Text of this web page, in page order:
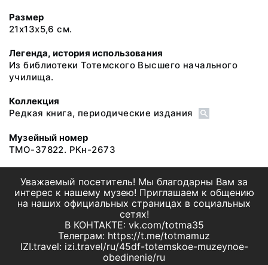
Размер
21х13х5,6 см.
Легенда, история использования
Из библиотеки Тотемского Высшего начального
училища.
Коллекция
Редкая книга, периодические издания
Музейный номер
ТМО-37822. РКн-2673
Уважаемый посетитель! Мы благодарны Вам за
интерес к нашему музею! Приглашаем к общению
на наших официальных страницах в социальных
сетях!
В КОНТАКТЕ: vk.com/totma35
Телеграм: https://t.me/totmamuz
IZI.travel: izi.travel/ru/45df-totemskoe-muzeynoe-
obedinenie/ru